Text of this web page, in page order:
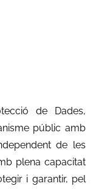
de Dades,
públic amb
de les
plena capacitat
i garantir, pel